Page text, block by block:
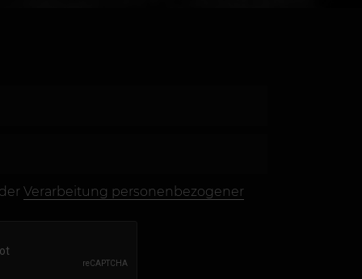
Verarbeitung personenbezogener